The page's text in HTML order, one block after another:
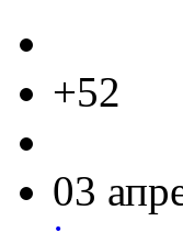
+52
03